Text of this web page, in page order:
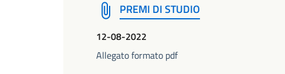
PREMI DI STUDIO
12-08-2022
Allegato formato pdf